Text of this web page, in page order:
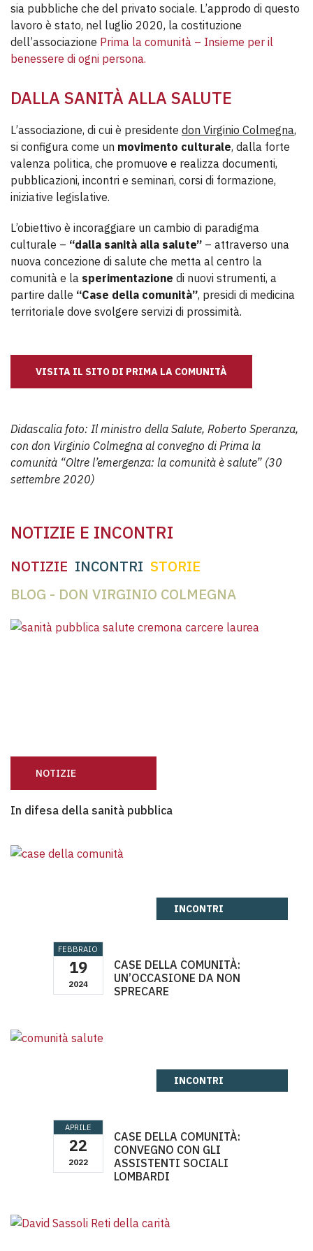
sia pubbliche che del privato sociale. L’approdo di questo
lavoro è stato, nel luglio 2020, la costituzione
dell’associazione Prima la comunità – Insieme per il
benessere di ogni persona.
DALLA SANITÀ ALLA SALUTE
L’associazione, di cui è presidente don Virginio Colmegna,
si configura come un movimento culturale, dalla forte
valenza politica, che promuove e realizza documenti,
pubblicazioni, incontri e seminari, corsi di formazione,
iniziative legislative.
L’obiettivo è incoraggiare un cambio di paradigma
culturale – “dalla sanità alla salute” – attraverso una
nuova concezione di salute che metta al centro la
comunità e la sperimentazione di nuovi strumenti, a
partire dalle “Case della comunità”, presidi di medicina
territoriale dove svolgere servizi di prossimità.
VISITA IL SITO DI PRIMA LA COMUNITÀ
Didascalia foto: Il ministro della Salute, Roberto Speranza,
con don Virginio Colmegna al convegno di Prima la
comunità “Oltre l’emergenza: la comunità è salute” (30
settembre 2020)
NOTIZIE E INCONTRI
NOTIZIE INCONTRI STORIE
BLOG - DON VIRGINIO COLMEGNA
NOTIZIE
In difesa della sanità pubblica
INCONTRI
FEBBRAIO
19
2024
CASE DELLA COMUNITÀ:
UN’OCCASIONE DA NON
SPRECARE
INCONTRI
APRILE
22
2022
CASE DELLA COMUNITÀ:
CONVEGNO CON GLI
ASSISTENTI SOCIALI
LOMBARDI